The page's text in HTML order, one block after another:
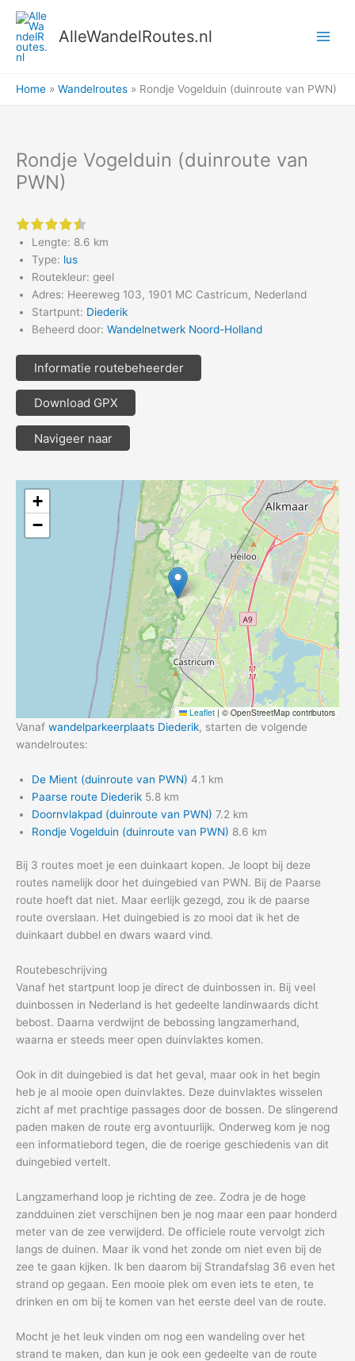
naar
inhoud
AlleWandelRoutes.nl
Home Wandelroutes Rondje Vogelduin (duinroute van PWN)
Rondje Vogelduin (duinroute van
PWN)
Lengte: 8.6 km
Type: lus
Routekleur: geel
Adres: Heereweg 103, 1901 MC Castricum, Nederland
Startpunt: Diederik
Beheerd door: Wandelnetwerk Noord-Holland
Informatie routebeheerder
Download GPX
Navigeer naar
+
−
Leaflet | © OpenStreetMap contributors
Vanaf wandelparkeerplaats Diederik, starten de volgende
wandelroutes:
De Mient (duinroute van PWN) 4.1 km
Paarse route Diederik 5.8 km
Doornvlakpad (duinroute van PWN) 7.2 km
Rondje Vogelduin (duinroute van PWN) 8.6 km
Bij 3 routes moet je een duinkaart kopen. Je loopt bij deze
routes namelijk door het duingebied van PWN. Bij de Paarse
route hoeft dat niet. Maar eerlijk gezegd, zou ik de paarse
route overslaan. Het duingebied is zo mooi dat ik het de
duinkaart dubbel en dwars waard vind.
Routebeschrijving
Vanaf het startpunt loop je direct de duinbossen in. Bij veel
duinbossen in Nederland is het gedeelte landinwaards dicht
bebost. Daarna verdwijnt de bebossing langzamerhand,
waarna er steeds meer open duinvlaktes komen.
Ook in dit duingebied is dat het geval, maar ook in het begin
heb je al mooie open duinvlaktes. Deze duinvlaktes wisselen
zicht af met prachtige passages door de bossen. De slingerend
paden maken de route erg avontuurlijk. Onderweg kom je nog
een informatiebord tegen, die de roerige geschiedenis van dit
duingebied vertelt.
Langzamerhand loop je richting de zee. Zodra je de hoge
zandduinen ziet verschijnen ben je nog maar een paar honderd
meter van de zee verwijderd. De officiele route vervolgt zich
langs de duinen. Maar ik vond het zonde om niet even bij de
zee te gaan kijken. Ik ben daarom bij Strandafslag 36 even het
strand op gegaan. Een mooie plek om even iets te eten, te
drinken en om bij te komen van het eerste deel van de route.
Mocht je het leuk vinden om nog een wandeling over het
strand te maken, dan kun je ook een gedeelte van de route